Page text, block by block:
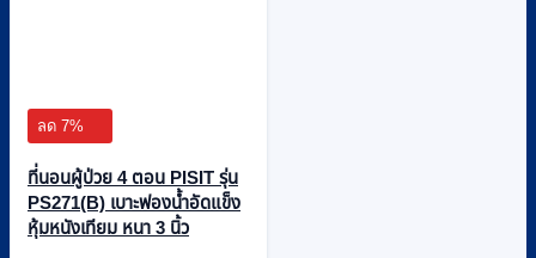
ลด 7%
ที่นอนผู้ป่วย 4 ตอน PISIT รุ่น
PS271(B) เบาะฟองน้ำอัดแข็ง
หุ้มหนังเทียม หนา 3 นิ้ว